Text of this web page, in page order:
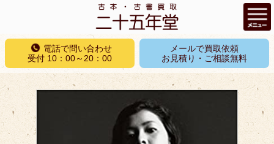
コ
テ
ン
ツ
へ
ス
電話で問い合わせ
受付 10：00～20：00
メールで買取依頼
お見積り・ご相談無料